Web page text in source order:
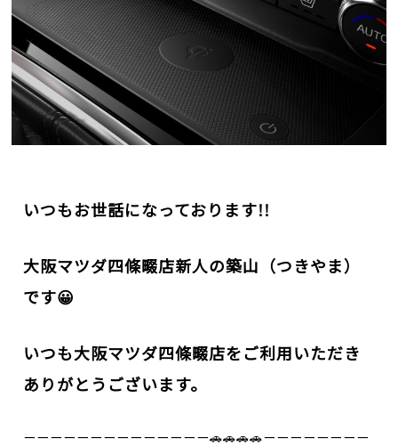
いつもお世話になっております!!
大阪マツダ四條畷店新人の築山（つきやま）
です😀
いつも大阪マツダ四條畷店をご利用いただき
ありがとうございます。
ーーーーーーーーーーーーーー🚗🚗🚗🚗ーーーーーーーー